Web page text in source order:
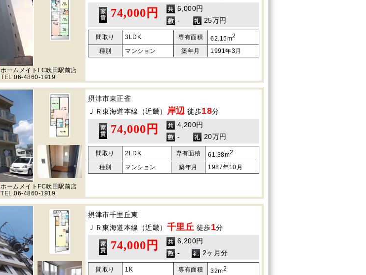
74,000円
6,000円
-
25万円
間取り 3LDK 専有面積 62.15m2
種別 マンション 築年月 1991年3月
ホームメイトFC吹田駅前店
TEL.06-4860-1919
摂津市東正雀
ＪＲ東海道本線（近畿） 岸辺 徒歩18分
74,000円
4,200円
-
20万円
間取り 2LDK 専有面積 61.38m2
種別 マンション 築年月 1987年10月
ホームメイトFC吹田駅前店
TEL.06-4860-1919
摂津市千里丘東
ＪＲ東海道本線（近畿） 千里丘 徒歩1分
74,000円
6,200円
-
2ヶ月分
間取り 1K 専有面積 32m2